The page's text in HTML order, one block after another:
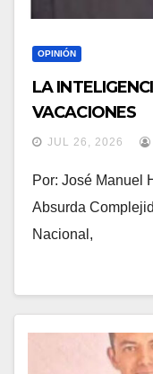
OPINIÓN
LA
VACACIONES
JUL 26, 2026
Por: José Manuel
Absurda
Nacional,